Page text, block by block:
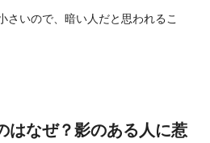
さいので、暗い人だと思われるこ
はなぜ？影のある人に惹